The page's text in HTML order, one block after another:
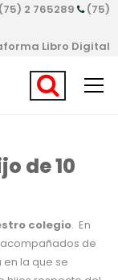
(75) 2 765289
(75)
Libro Digital
de 10
colegio. En
de
la que se